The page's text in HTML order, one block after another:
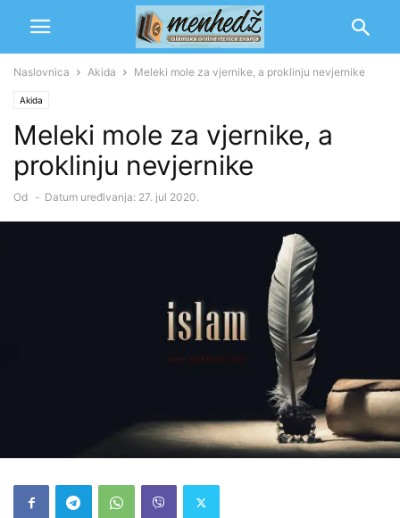
Naslovnica Akida Meleki mole za vjernike, a proklinju nevjernike
Akida
Meleki mole za vjernike, a
proklinju nevjernike
Od - Datum uređivanja: 27. jul 2020.